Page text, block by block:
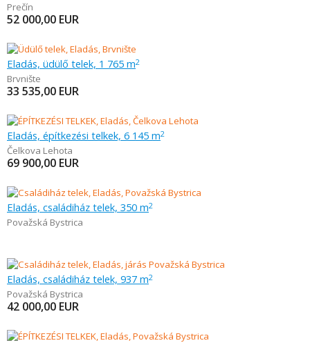
Prečín
52 000,00 EUR
Eladás, üdülő telek, 1 765 m2
Brvnište
33 535,00 EUR
Eladás, építkezési telkek, 6 145 m2
Čelkova Lehota
69 900,00 EUR
Eladás, családiház telek, 350 m2
Považská Bystrica
Eladás, családiház telek, 937 m2
Považská Bystrica
42 000,00 EUR